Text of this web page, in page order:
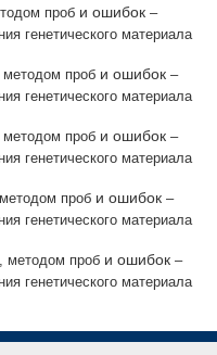
проб и ошибок –
генетического материала
методом проб и ошибок –
генетического материала
методом проб и ошибок –
генетического материала
проб и ошибок –
генетического материала
методом проб и ошибок –
генетического материала